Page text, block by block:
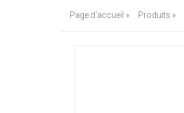
Page d'accueil » Produits »